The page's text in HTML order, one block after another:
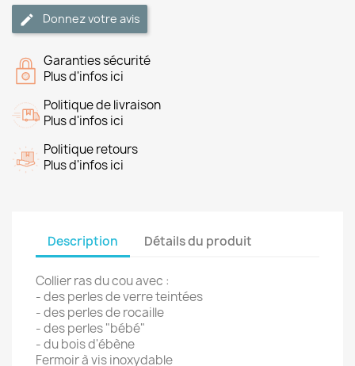
Donnez votre avis
Garanties sécurité
Plus d'infos ici
Politique de livraison
Plus d'infos ici
Politique retours
Plus d'infos ici
Description Détails du produit
Collier ras du cou avec :
- des perles de verre teintées
- des perles de rocaille
- des perles "bébé"
- du bois d'ébène
Fermoir à vis inoxydable